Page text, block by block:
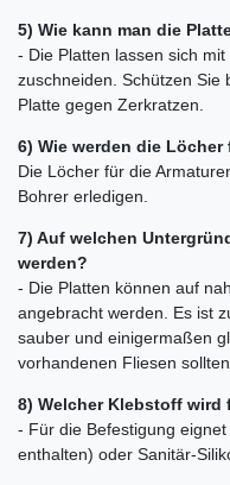
5) Wie kann man die
- Die Platten lassen sich
zuschneiden. Schützen Sie
Platte gegen Zerkratzen.
6) Wie werden die
Die Löcher für die
Bohrer erledigen.
7) Auf welchen
werden?
- Die Platten können auf
angebracht werden. Es ist
sauber und einigermaßen
vorhandenen Fliesen
8) Welcher Klebstoff
- Für die Befestigung
enthalten) oder Sanitär-